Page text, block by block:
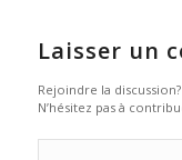
Laisser un
Rejoindre la discussion?
N’hésitez pas à